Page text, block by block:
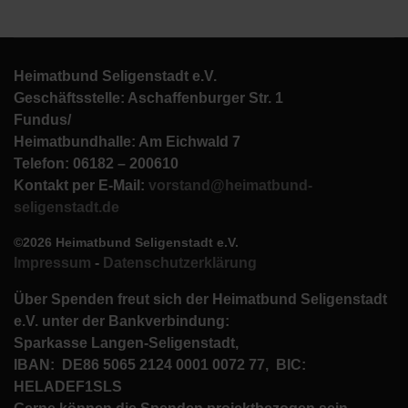
Heimatbund Seligenstadt e.V.
Geschäftsstelle: Aschaffenburger Str. 1
Fundus/
Heimatbundhalle: Am Eichwald 7
Telefon: 06182 – 200610
Kontakt per E-Mail: vorstand@heimatbund-
seligenstadt.de
©2026 Heimatbund Seligenstadt e.V.
Impressum - Datenschutzerklärung
Über Spenden freut sich der Heimatbund Seligenstadt
e.V. unter der Bankverbindung:
Sparkasse Langen-Seligenstadt,
IBAN: DE86 5065 2124 0001 0072 77, BIC:
HELADEF1SLS